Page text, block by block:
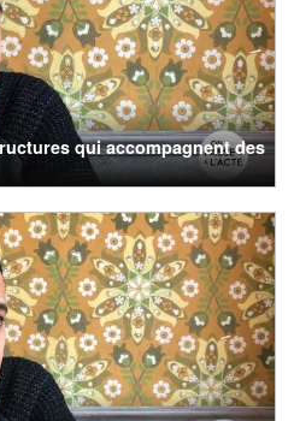
qui accompagnent des